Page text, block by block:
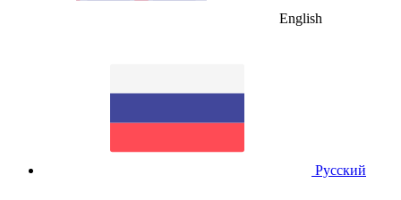
English
Русский